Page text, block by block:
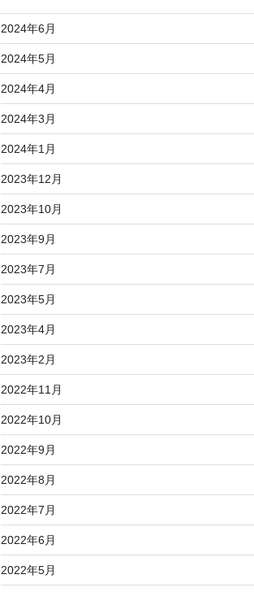
2024年6月
2024年5月
2024年4月
2024年3月
2024年1月
2023年12月
2023年10月
2023年9月
2023年7月
2023年5月
2023年4月
2023年2月
2022年11月
2022年10月
2022年9月
2022年8月
2022年7月
2022年6月
2022年5月